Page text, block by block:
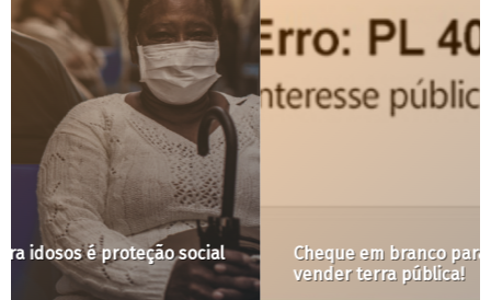
Cheque em branco para Doria: PL autoriza
vender terra pública!